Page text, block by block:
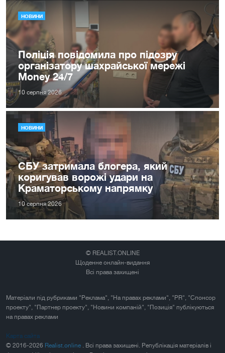
НОВИНИ
Поліція повідомила про підозру
організатору шахрайської мережі
Money 24/7
10 серпня 2026
НОВИНИ
СБУ затримала блогера, який
коригував ворожі удари на
Краматорському напрямку
10 серпня 2026
© REALIST.ONLINE
Щоденне онлайн-видання
Всі права захищені
Матеріали під рубриками "Реклама", "На правах реклами", "PR", "Спонсор
проекту", "Партнер проекту", "Новини компаній", "Позиція" публікуються
на правах реклами
Карта сайта
© 2016-2026 Realist.online . Всі права захищені. Републікація матеріалів і